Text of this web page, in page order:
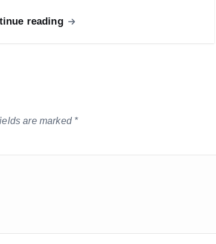
reading
are marked *